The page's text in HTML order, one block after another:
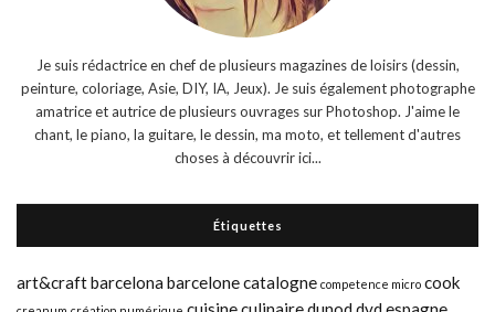
Je suis rédactrice en chef de plusieurs magazines de loisirs (dessin,
peinture, coloriage, Asie, DIY, IA, Jeux). Je suis également photographe
amatrice et autrice de plusieurs ouvrages sur Photoshop. J'aime le
chant, le piano, la guitare, le dessin, ma moto, et tellement d'autres
choses à découvrir ici...
Étiquettes
art&craftbarcelona barcelonecatalogne competence micro cook